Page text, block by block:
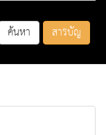
ค้นหา สารบัญ